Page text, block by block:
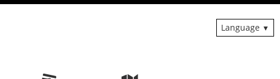
Language